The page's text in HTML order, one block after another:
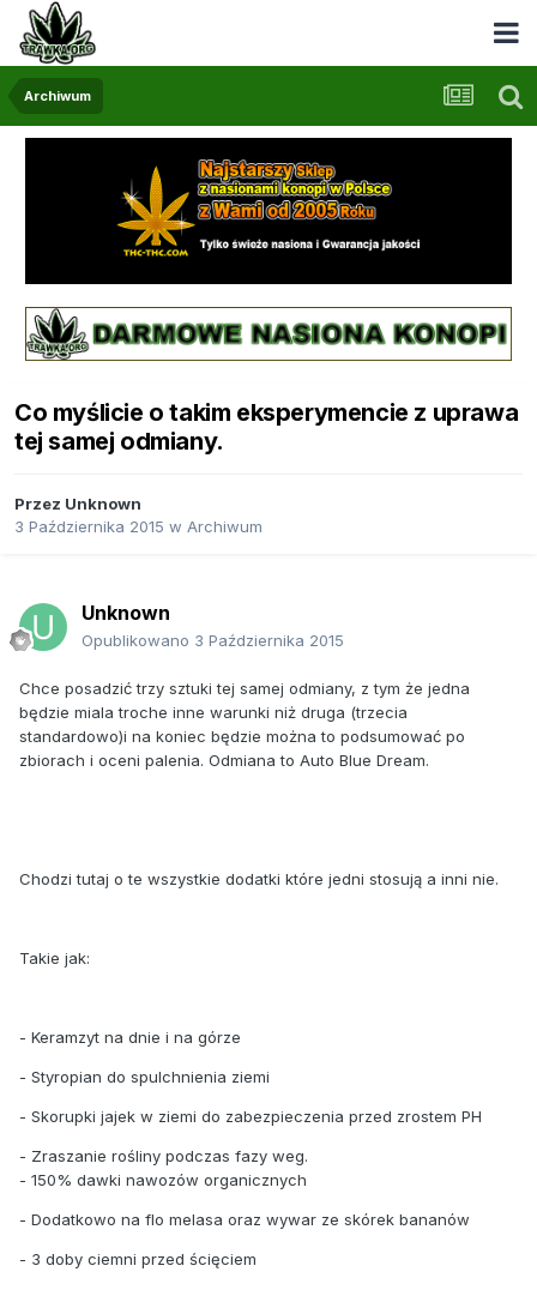
Archiwum
Co myślicie o takim eksperymencie z uprawa
tej samej odmiany.
Przez Unknown
3 Października 2015 w Archiwum
Unknown
Opublikowano 3 Października 2015
Chce posadzić trzy sztuki tej samej odmiany, z tym że jedna
będzie miala troche inne warunki niż druga (trzecia
standardowo)i na koniec będzie można to podsumować po
zbiorach i oceni palenia. Odmiana to Auto Blue Dream.
Chodzi tutaj o te wszystkie dodatki które jedni stosują a inni nie.
Takie jak:
- Keramzyt na dnie i na górze
- Styropian do spulchnienia ziemi
- Skorupki jajek w ziemi do zabezpieczenia przed zrostem PH
- Zraszanie rośliny podczas fazy weg.
- 150% dawki nawozów organicznych
- Dodatkowo na flo melasa oraz wywar ze skórek bananów
- 3 doby ciemni przed ścięciem